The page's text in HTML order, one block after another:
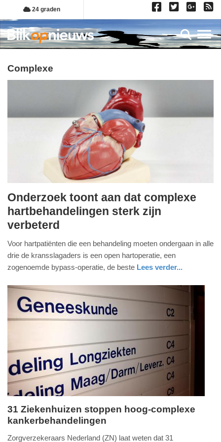
Overslaan
en
naar
de
gaan
24 graden
complexe
maandag,
november
2021
-
10:45
Update:
09-
Onderzoek toont aan dat complexe
hartbehandelingen sterk zijn
verbeterd
Voor hartpatiënten die een behandeling moeten ondergaan in alle
drie de kransslagaders is een open hartoperatie, een
zogenoemde bypass-operatie, de beste Lees verder...
maandag,
31 Ziekenhuizen stoppen hoog-complexe
kankerbehandelingen
Zorgverzekeraars Nederland (ZN) laat weten dat 31